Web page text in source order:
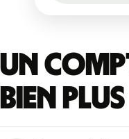
Un
bien plus